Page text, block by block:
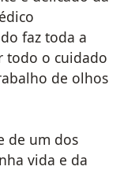
faz toda a
todo o cuidado
de olhos
de um dos
vida e da